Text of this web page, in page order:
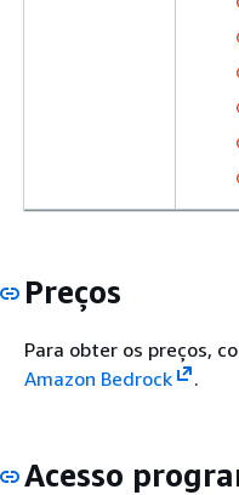
Preços
Para obter os preços,
Amazon Bedrock
.
Acesso